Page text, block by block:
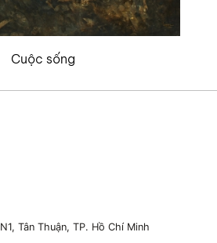
Cuộc sống
Tân Thuận, TP. Hồ Chí Minh